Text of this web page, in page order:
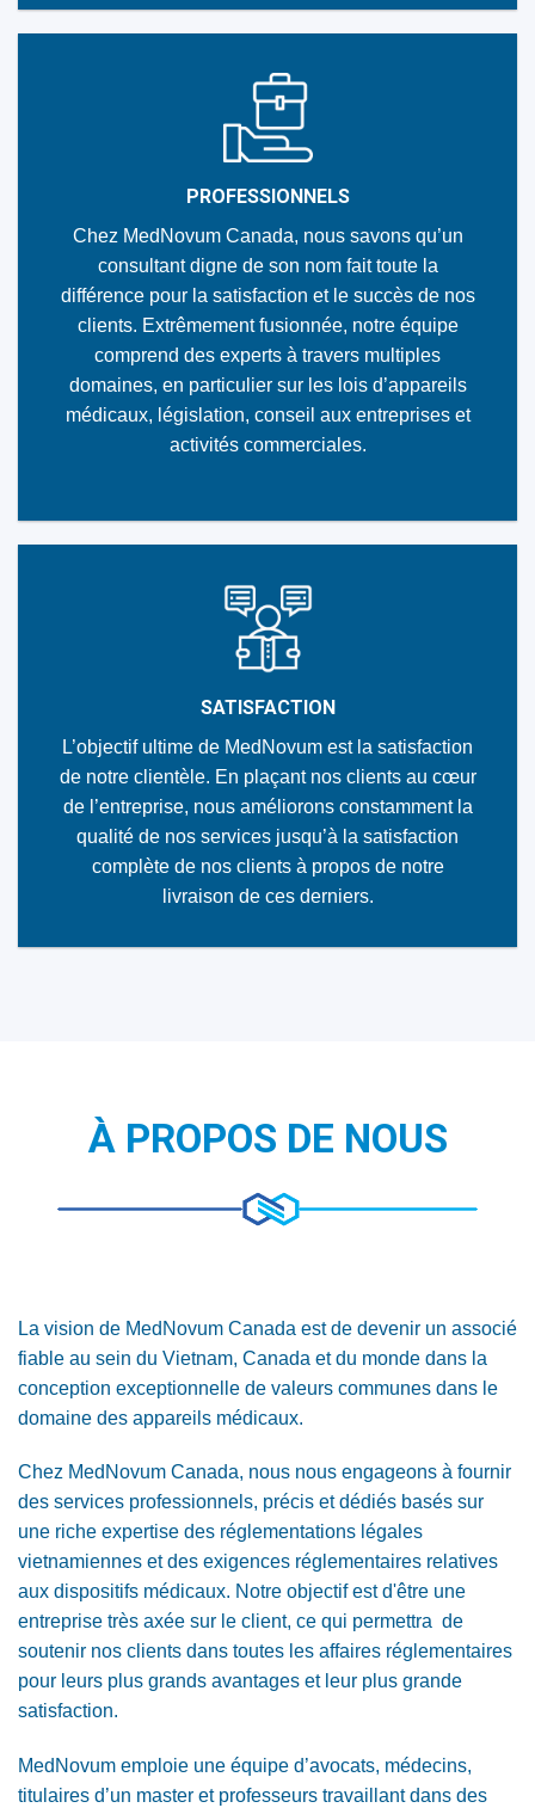
PROFESSIONNELS
Chez MedNovum Canada, nous savons qu’un
consultant digne de son nom fait toute la
différence pour la satisfaction et le succès de nos
clients. Extrêmement fusionnée, notre équipe
comprend des experts à travers multiples
domaines, en particulier sur les lois d’appareils
médicaux, législation, conseil aux entreprises et
activités commerciales.
SATISFACTION
L’objectif ultime de MedNovum est la satisfaction
de notre clientèle. En plaçant nos clients au cœur
de l’entreprise, nous améliorons constamment la
qualité de nos services jusqu’à la satisfaction
complète de nos clients à propos de notre
livraison de ces derniers.
À PROPOS DE NOUS
La vision de MedNovum Canada est de devenir un associé
fiable au sein du Vietnam, Canada et du monde dans la
conception exceptionnelle de valeurs communes dans le
domaine des appareils médicaux.
Chez MedNovum Canada, nous nous engageons à fournir
des services professionnels, précis et dédiés basés sur
une riche expertise des réglementations légales
vietnamiennes et des exigences réglementaires relatives
aux dispositifs médicaux. Notre objectif est d'être une
entreprise très axée sur le client, ce qui permettra de
soutenir nos clients dans toutes les affaires réglementaires
pour leurs plus grands avantages et leur plus grande
satisfaction.
MedNovum emploie une équipe d’avocats, médecins,
titulaires d’un master et professeurs travaillant dans des